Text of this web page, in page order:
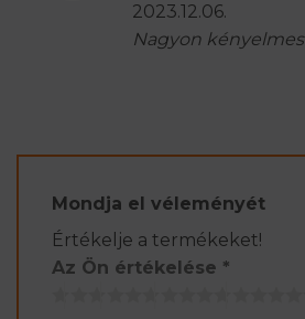
2023.12.06.
Nagyon kényelmes
Mondja el véleményét
Értékelje a termékeket!
Az Ön értékelése *